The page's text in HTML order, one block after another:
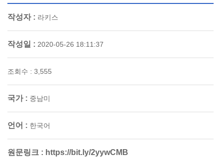
작성자 : 라키스
작성일 : 2020-05-26 18:11:37
조회수 : 3,555
국가 : 중남미
언어 : 한국어
원문링크 : https://bit.ly/2yywCMB